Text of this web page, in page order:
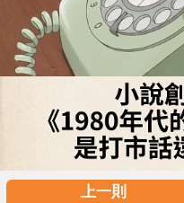
上一則